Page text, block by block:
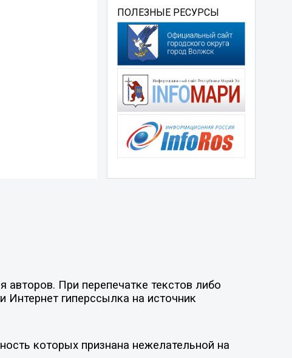
ПОЛЕЗНЫЕ РЕСУРСЫ
При перепечатке текстов либо
Интернет гиперссылка на источник
которых признана нежелательной на